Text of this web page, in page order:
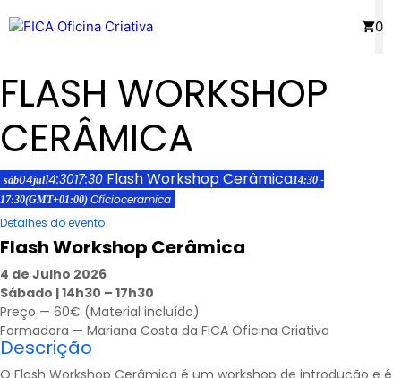
para
conteúdo
0
FLASH WORKSHOP
CERÂMICA
sáb04jul14:3017:30 Flash Workshop Cerâmica14:30 -
17:30(GMT+01:00) Ofícioceramica
Detalhes do evento
Flash Workshop Cerâmica
4 de Julho 2026
Sábado | 14h30 – 17h30
Preço — 60€ (Material incluído)
Formadora — Mariana Costa da FICA Oficina Criativa
Descrição
O Flash Workshop Cerâmica é um workshop de introdução e é